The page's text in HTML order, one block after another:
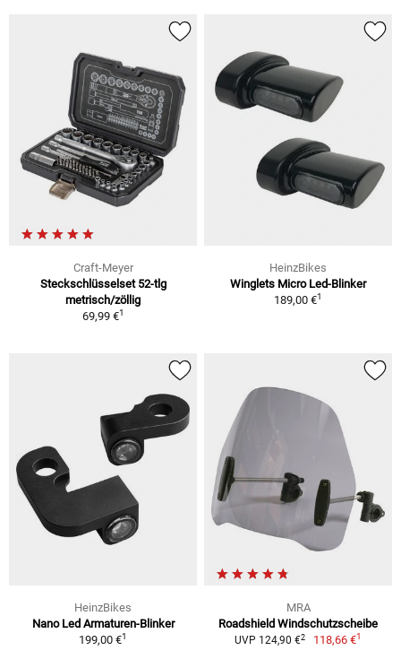
Craft-Meyer
Steckschlüsselset 52-tlg
metrisch/zöllig
69,99 €1
HeinzBikes
Winglets Micro Led-Blinker
189,00 €1
HeinzBikes
Nano Led Armaturen-Blinker
199,00 €1
MRA
Roadshield Windschutzscheibe
UVP 124,90 €2 118,66 €1